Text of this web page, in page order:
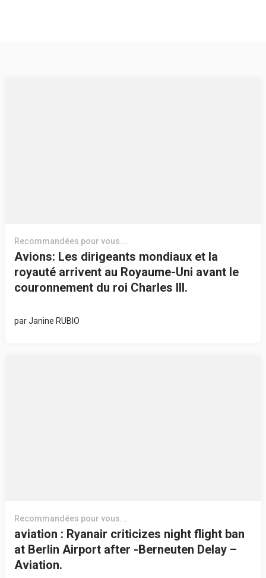
Recommandées pour vous...
Avions: Les dirigeants mondiaux et la
royauté arrivent au Royaume-Uni avant le
couronnement du roi Charles III.
parJanine RUBIO
Recommandées pour vous...
aviation : Ryanair criticizes night flight ban
at Berlin Airport after -Berneuten Delay –
Aviation.